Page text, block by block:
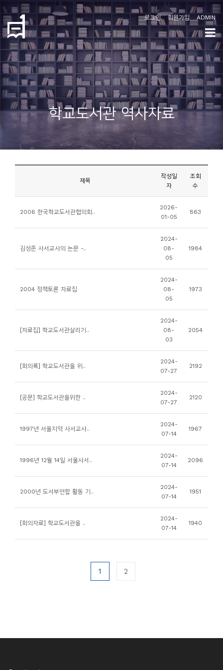
로그인 회원가입 ADMIN
학교도서관 역사자료
제목
작성일
자
조회
수
2006 한국학교도서관협의회..
2026-
01-05
863
김성준 사서교사의 논문 -..
2024-
08-
05
1984
2004 정책토론 자료집
2024-
08-
05
1973
[자료집] 학교도서관살리기..
2024-
08-
03
2054
[회의록] 학교도서관을 위..
2024-
07-27
2192
[공문] 학교도서관을위한 ..
2024-
07-27
2120
1997년 서울지역 사서교사..
2024-
07-14
1967
1996년 12월 14일 서울사서..
2024-
07-14
2096
2000년 도서부연합 활동 기..
2024-
07-14
1951
[회의자료] 학교도서관을 ..
2024-
07-14
1940
1 2
학
도
협
소
개
지
사
자
실
및
평